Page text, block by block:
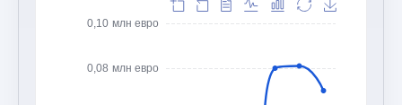
0,08 млн евро
0,10 млн евро